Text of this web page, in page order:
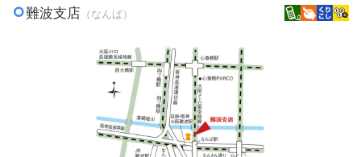
難波支店 （なんば）